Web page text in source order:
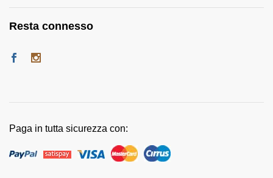
Resta connesso
Paga in tutta sicurezza con: